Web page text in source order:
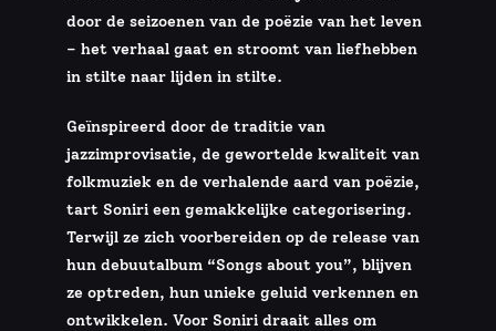
door de seizoenen van de poëzie van het leven
– het verhaal gaat en stroomt van liefhebben
in stilte naar lijden in stilte.
Geïnspireerd door de traditie van
jazzimprovisatie, de gewortelde kwaliteit van
folkmuziek en de verhalende aard van poëzie,
tart Soniri een gemakkelijke categorisering.
Terwijl ze zich voorbereiden op de release van
hun debuutalbum “Songs about you”, blijven
ze optreden, hun unieke geluid verkennen en
ontwikkelen. Voor Soniri draait alles om